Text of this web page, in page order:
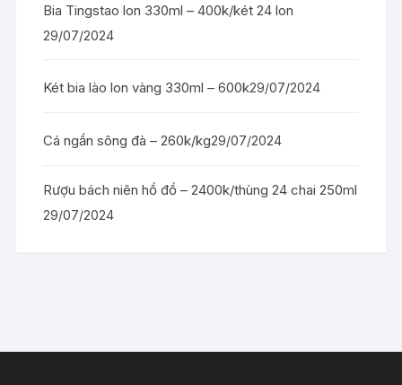
Bia Tingstao lon 330ml – 400k/két 24 lon
29/07/2024
Két bia lào lon vàng 330ml – 600k29/07/2024
Cá ngần sông đà – 260k/kg29/07/2024
Rượu bách niên hồ đồ – 2400k/thùng 24 chai 250ml
29/07/2024